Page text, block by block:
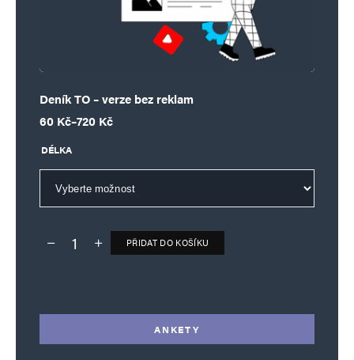
Deník TO – verze bez reklam
60 Kč–720 Kč
Rozpětí cen: 60 Kč až 720 Kč
DÉLKA
Deník TO – verze bez reklam množství
PŘIDAT DO KOŠÍKU
ANKETY